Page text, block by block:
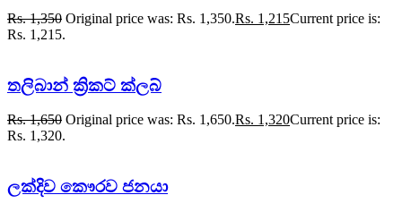
Rs.1,350 Original price was: Rs. 1,350.Rs. 1,215Current price is:
Rs. 1,215.
තලිබාන් ක්‍රිකට් ක්ලබ්
Rs.1,650 Original price was: Rs. 1,650.Rs. 1,320Current price is:
Rs. 1,320.
ලක්දිව කෞරව ජනයා